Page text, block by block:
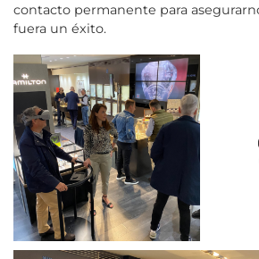
contacto permanente para
fuera un éxito.